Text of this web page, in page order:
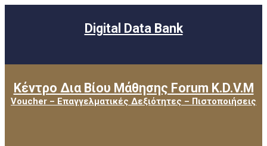
Digital Data Bank
Κέντρο Δια Βίου Μάθησης Forum K.D.V.M
Voucher – Επαγγελματικές Δεξιότητες – Πιστοποιήσεις